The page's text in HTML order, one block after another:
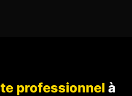
professionnel à